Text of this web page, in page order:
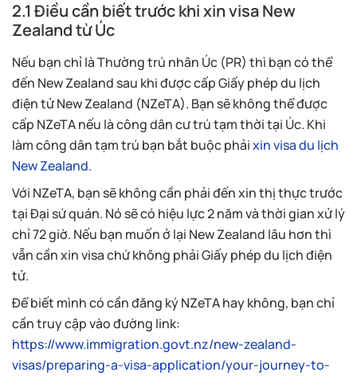
2.1 Điều cần biết trước khi xin visa New
Zealand từ Úc
Nếu bạn chỉ là Thường trú nhân Úc (PR) thì bạn có thể
đến New Zealand sau khi được cấp Giấy phép du lịch
điện tử New Zealand (NZeTA). Bạn sẽ không thể được
cấp NZeTA nếu là công dân cư trú tạm thời tại Úc. Khi
làm công dân tạm trú bạn bắt buộc phảixin visa du lịch
New Zealand.
Với NZeTA, bạn sẽ không cần phải đến xin thị thực trước
tại Đại sứ quán. Nó sẽ có hiệu lực 2 năm và thời gian xử lý
chỉ 72 giờ. Nếu bạn muốn ở lại New Zealand lâu hơn thì
vẫn cần xin visa chứ không phải Giấy phép du lịch điện
tử.
Để biết mình có cần đăng ký NZeTA hay không, bạn chỉ
cần truy cập vào đường link:
https://www.immigration.govt.nz/new-zealand-
visas/preparing-a-visa-application/your-journey-to-